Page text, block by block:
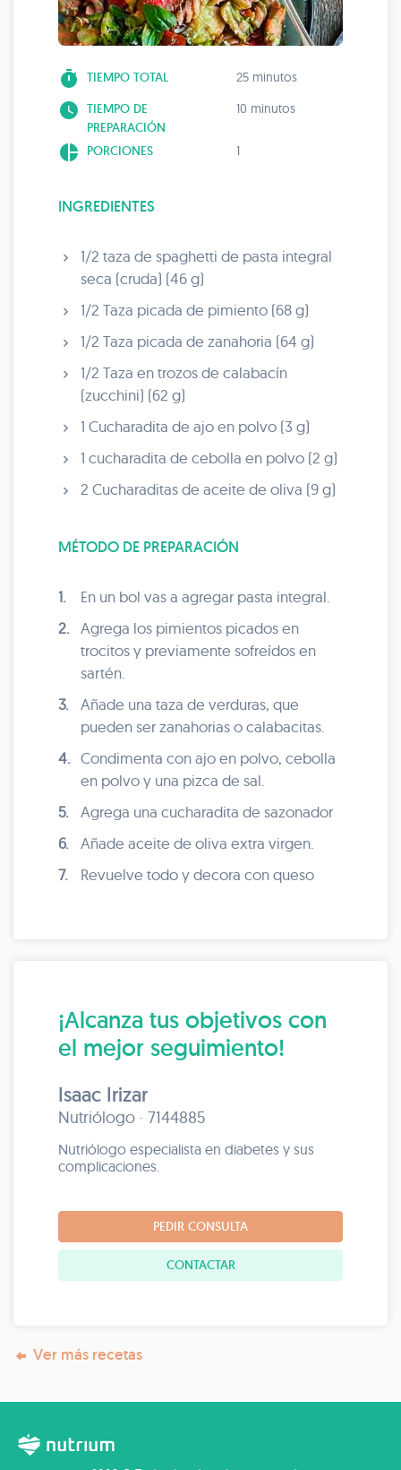
timer TIEMPO TOTAL 25 minutos
watch_later TIEMPO DE
PREPARACIÓN
10 minutos
pie_chart PORCIONES 1
INGREDIENTES
1/2 taza de spaghetti de pasta integral
seca (cruda) (46 g)
1/2 Taza picada de pimiento (68 g)
1/2 Taza picada de zanahoria (64 g)
1/2 Taza en trozos de calabacín
(zucchini) (62 g)
1 Cucharadita de ajo en polvo (3 g)
1 cucharadita de cebolla en polvo (2 g)
2 Cucharaditas de aceite de oliva (9 g)
MÉTODO DE PREPARACIÓN
1.
En un bol vas a agregar pasta integral.
2.
Agrega los pimientos picados en
trocitos y previamente sofreídos en
sartén.
3.
Añade una taza de verduras, que
pueden ser zanahorias o calabacitas.
4. Condimenta con ajo en polvo, cebolla
en polvo y una pizca de sal.
5.
Agrega una cucharadita de sazonador
6.
Añade aceite de oliva extra virgen.
7.
Revuelve todo y decora con queso
¡Alcanza tus objetivos con
el mejor seguimiento!
Isaac Irizar
Nutriólogo · 7144885
Nutriólogo especialista en diabetes y sus
complicaciones.
PEDIR CONSULTA
CONTACTAR
Ver más recetas